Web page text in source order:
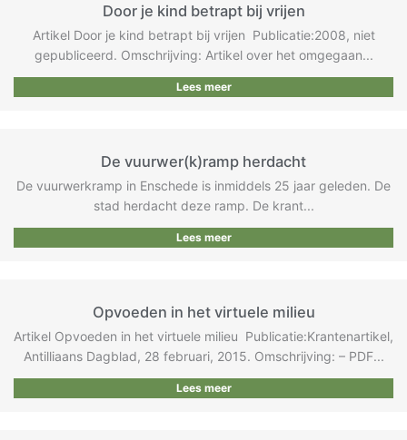
Door je kind betrapt bij vrijen
Artikel Door je kind betrapt bij vrijen ​ ​Publicatie:2008, niet
gepubliceerd. Omschrijving: Artikel over het omgegaan...
Lees meer
De vuurwer(k)ramp herdacht
De vuurwerkramp in Enschede is inmiddels 25 jaar geleden. De
stad herdacht deze ramp. De krant...
Lees meer
Opvoeden in het virtuele milieu
Artikel Opvoeden in het virtuele milieu ​ ​Publicatie:Krantenartikel,
Antilliaans Dagblad, 28 februari, 2015. Omschrijving: – PDF...
Lees meer